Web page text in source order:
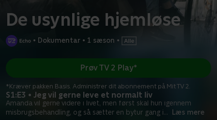
De usynlige hjemløse
• Dokumentar • 1 sæson •
S1:E3 • Jeg vil gerne leve et normalt liv
Amanda vil gerne videre i livet, men først skal hun igennem
misbrugsbehandling, og så sætter en bytur gang i... Læs mere
Prøv TV 2 Play*
*Kræver pakken Basis. Administrer dit abonnement på Mit TV 2.